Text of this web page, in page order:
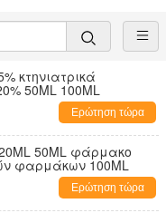
κτηνιατρικά
50ML 100ML
Ερώτηση τώρα
50ML φάρμακο
φαρμάκων 100ML
Ερώτηση τώρα